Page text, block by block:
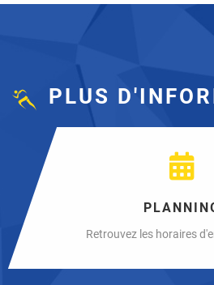
PLUS
Retrouvez les horaires